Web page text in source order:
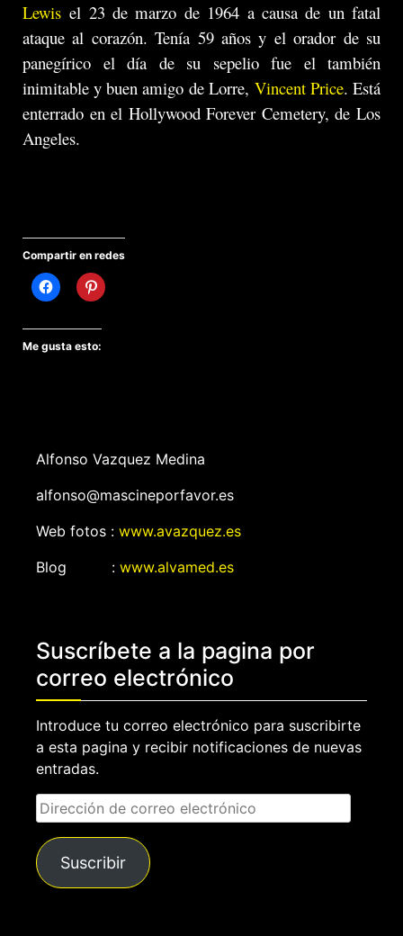
Lewis el 23 de marzo de 1964 a causa de un fatal
ataque al corazón. Tenía 59 años y el orador de su
panegírico el día de su sepelio fue el también
inimitable y buen amigo de Lorre, Vincent Price. Está
enterrado en el Hollywood Forever Cemetery, de Los
Angeles.
Compartir en redes
Me gusta esto:
Alfonso Vazquez Medina
alfonso@mascineporfavor.es
Web fotos : www.avazquez.es
Blog : www.alvamed.es
Suscríbete a la pagina por
correo electrónico
Introduce tu correo electrónico para suscribirte
a esta pagina y recibir notificaciones de nuevas
entradas.
Dirección
de
correo
electrónico
Suscribir